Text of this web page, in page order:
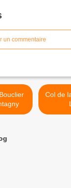
un commentaire
Col de